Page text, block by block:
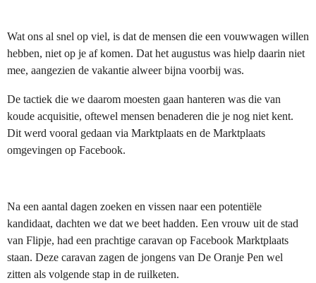
Wat ons al snel op viel, is dat de mensen die een vouwwagen willen
hebben, niet op je af komen. Dat het augustus was hielp daarin niet
mee, aangezien de vakantie alweer bijna voorbij was.
De tactiek die we daarom moesten gaan hanteren was die van
koude acquisitie, oftewel mensen benaderen die je nog niet kent.
Dit werd vooral gedaan via Marktplaats en de Marktplaats
omgevingen op Facebook.
Na een aantal dagen zoeken en vissen naar een potentiële
kandidaat, dachten we dat we beet hadden. Een vrouw uit de stad
van Flipje, had een prachtige caravan op Facebook Marktplaats
staan. Deze caravan zagen de jongens van De Oranje Pen wel
zitten als volgende stap in de ruilketen.